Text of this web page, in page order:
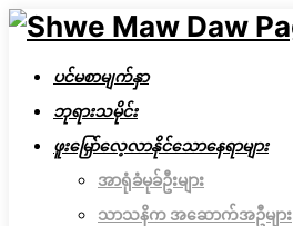
ပင်မစာမျက်နှာ
ဘုရားသမိုင်း
ဖူးမြှော်လေ့လာနိုင်သောနေရာများ
အာရုံခံမုခ်ဦးများ
သာသနိက အဆောက်အဦများ